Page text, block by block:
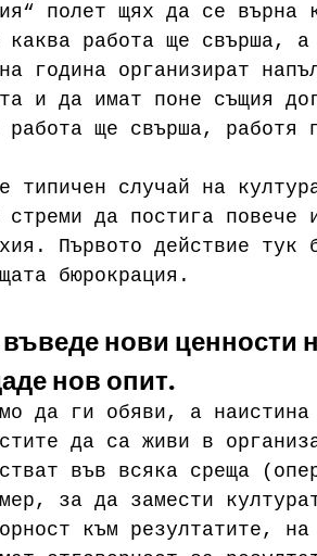
полет щях да се
каква работа ще свърша,
година организират
и да имат поне същия
работа ще свърша, работя
типичен случай на
стреми да постига повече
Първото действие
бюрокрация.
въведе нови ценности
нов опит.
да ги обяви, а
да са живи в
във всяка среща
за да замести
към резултатите,